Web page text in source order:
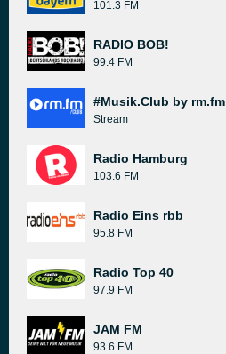
101.3 FM
RADIO BOB!
99.4 FM
#Musik.Club by rm.fm
Stream
Radio Hamburg
103.6 FM
Radio Eins rbb
95.8 FM
Radio Top 40
97.9 FM
JAM FM
93.6 FM